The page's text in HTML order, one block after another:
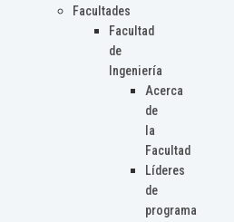
Facultades
Facultad
de
Ingeniería
Acerca
de
la
Facultad
Líderes
de
programa